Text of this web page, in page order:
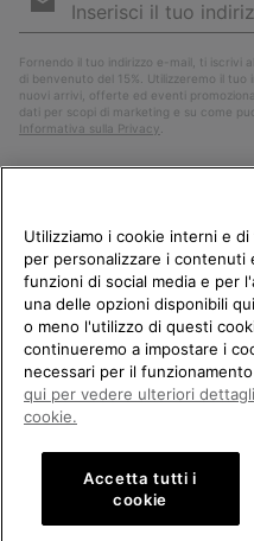
Fornendo il tuo indirizzo e-mail, ti iscrivi
di benvenuto del 15%. Utilizzeremo il
nuovi arrivi, offerte ed eventi
dati per scopi di marketing e su come
Informativa sulla Privacy
Italia
©2026Columbia Sportswear
Petit-Lancy Switzerland. Tutti i
Politica sulla privacy Termini di
Condizioni Generali di Vendita
Public CBCR
SELEZIONA
Shopping
Utilizziamo i cookie interni e
per personalizzare i contenuti
funzioni di social media e per
una delle opzioni disponibili
o meno l'utilizzo di questi
continueremo a impostare i
necessari per il
qui per vedere ulteriori
cookie.
Accetta tutti i
cookie